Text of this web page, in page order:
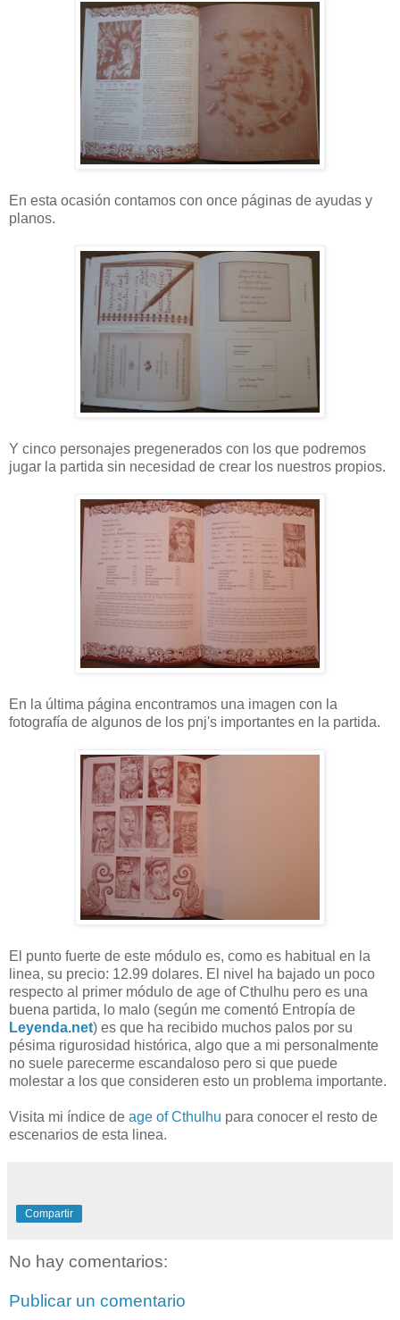
En esta ocasión contamos con once páginas de ayudas y
planos.
Y cinco personajes pregenerados con los que podremos
jugar la partida sin necesidad de crear los nuestros propios.
En la última página encontramos una imagen con la
fotografía de algunos de los pnj's importantes en la partida.
El punto fuerte de este módulo es, como es habitual en la
linea, su precio: 12.99 dolares. El nivel ha bajado un poco
respecto al primer módulo de age of Cthulhu pero es una
buena partida, lo malo (según me comentó Entropía de
Leyenda.net) es que ha recibido muchos palos por su
pésima rigurosidad histórica, algo que a mi personalmente
no suele parecerme escandaloso pero si que puede
molestar a los que consideren esto un problema importante.
Visita mi índice de age of Cthulhu para conocer el resto de
escenarios de esta linea.
Compartir
No hay comentarios:
Publicar un comentario